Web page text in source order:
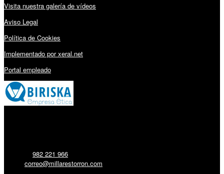
Visita nuestra galería de vídeos
Aviso Legal
Política de Cookies
Implementado por xeral.net
Portal empleado
982 221 966
correo@millarestorron.com